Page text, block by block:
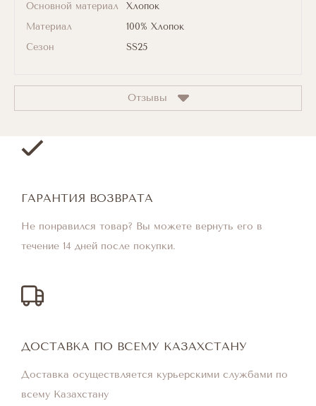
Основной материал
Хлопок
Материал
100% Хлопок
Сезон
SS25
Отзывы
ГАРАНТИЯ ВОЗВРАТА
Не понравился товар? Вы можете вернуть его в
течение 14 дней после покупки.
ДОСТАВКА ПО ВСЕМУ КАЗАХСТАНУ
Доставка осуществляется курьерскими службами по
всему Казахстану